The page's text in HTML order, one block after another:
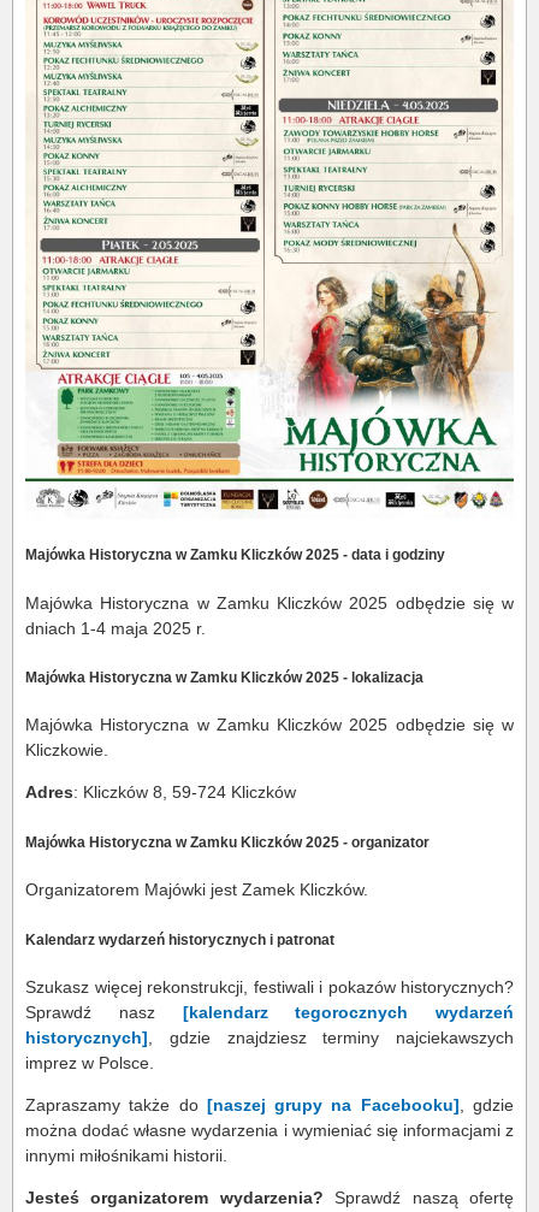
Majówka Historyczna w Zamku Kliczków 2025 - data i godziny
Majówka Historyczna w Zamku Kliczków 2025 odbędzie się w
dniach 1-4 maja 2025 r.
Majówka Historyczna w Zamku Kliczków 2025 - lokalizacja
Majówka Historyczna w Zamku Kliczków 2025 odbędzie się w
Kliczkowie.
Adres: Kliczków 8, 59-724 Kliczków
Majówka Historyczna w Zamku Kliczków 2025 - organizator
Organizatorem Majówki jest Zamek Kliczków.
Kalendarz wydarzeń historycznych i patronat
Szukasz więcej rekonstrukcji, festiwali i pokazów historycznych?
Sprawdź nasz [kalendarz tegorocznych wydarzeń
historycznych] , gdzie znajdziesz terminy najciekawszych
imprez w Polsce.
Zapraszamy także do [naszej grupy na Facebooku] , gdzie
można dodać własne wydarzenia i wymieniać się informacjami z
innymi miłośnikami historii.
Jesteś organizatorem wydarzenia? Sprawdź naszą ofertę